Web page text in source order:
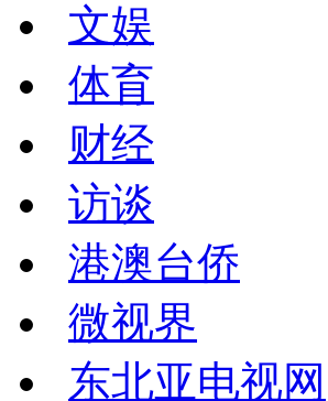
文娱
体育
财经
访谈
港澳台侨
微视界
东北亚电视网